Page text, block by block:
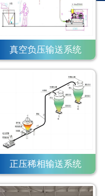
真空负压输送系统
正压稀相输送系统